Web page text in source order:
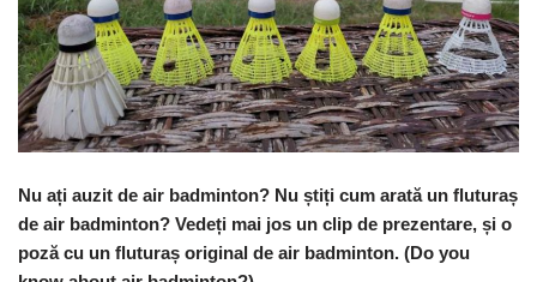
Nu ați auzit de air badminton? Nu știți cum arată un fluturaș
de air badminton? Vedeți mai jos un clip de prezentare, și o
poză cu un fluturaș original de air badminton. (Do you